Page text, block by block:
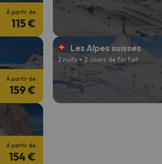
égaré. Dès qu'il aura retrouvé sa boussole, il
À partir de
115 €
À partir de
159 €
Les Alpes suisses
2 nuits + 2 Jours de forfait
À partir de
154 €